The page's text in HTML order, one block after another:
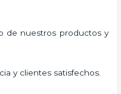
de nuestros productos y
y clientes satisfechos.